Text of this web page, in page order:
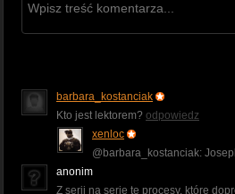
barbara_kostanciak
Kto jest lektorem? odpowiedz
xenloc
@barbara_kostanciak:
anonim
Z serii na serię te procesy, które